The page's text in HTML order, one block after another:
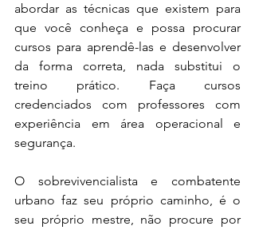
abordar as técnicas que existem para
que você conheça e possa procurar
cursos para aprendê-las e desenvolver
da forma correta, nada substitui o
treino prático. Faça cursos
credenciados com professores com
experiência em área operacional e
segurança.
O sobrevivencialista e combatente
urbano faz seu próprio caminho, é o
seu próprio mestre, não procure por